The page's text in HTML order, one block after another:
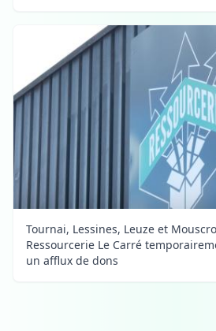
Tournai, Lessines, Leuze et
Ressourcerie Le Carré
un afflux de dons